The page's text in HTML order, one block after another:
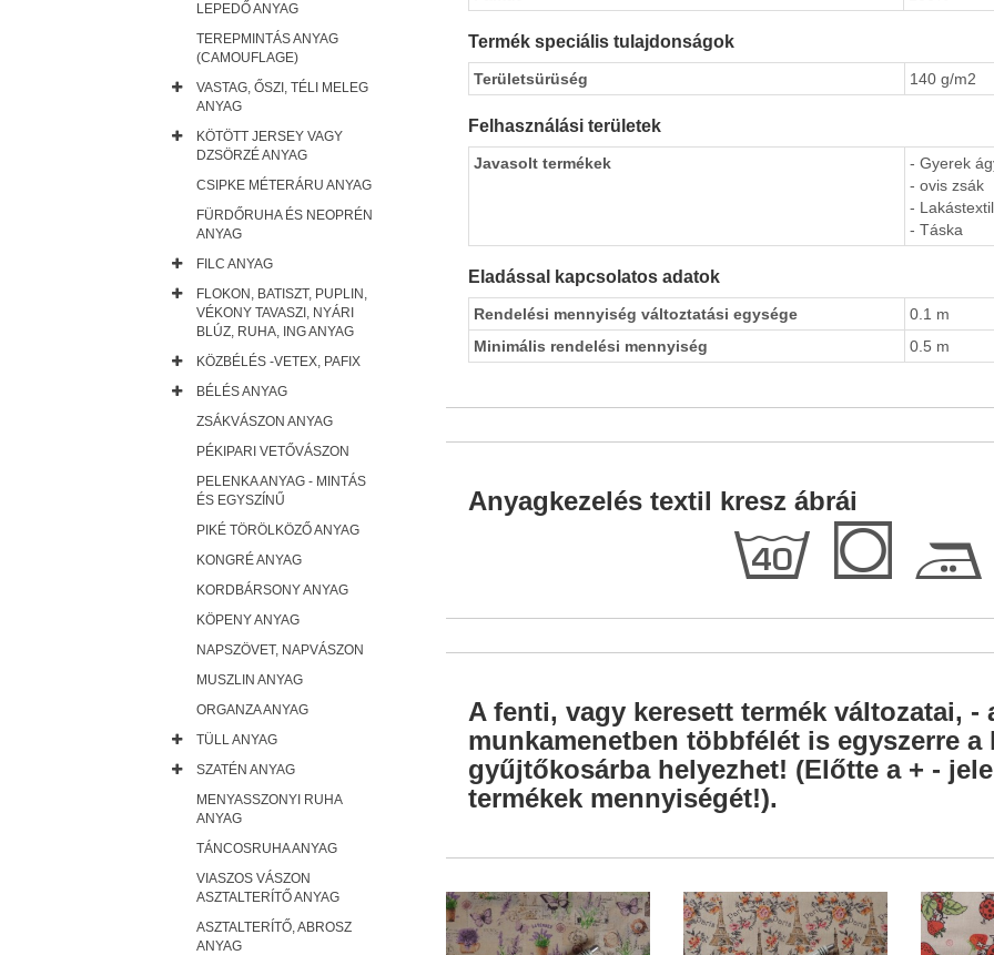
Termék speciális tulajdonságok
Területsürüség 140 g/m2
Felhasználási területek
Javasolt termékek
- Gyerek
- ovis zsák
- Lakástextil
- Táska
Eladással kapcsolatos adatok
Rendelési mennyiség változtatási egysége
0.1 m
Minimális rendelési mennyiség
0.5 m
Anyagkezelés textil kresz ábrái
h Q E
A fenti, vagy keresett termék változatai,
munkamenetben többfélét is egyszerre
gyűjtőkosárba helyezhet! (Előtte a + -
termékek mennyiségét!).
LEPEDŐ ANYAG
TEREPMINTÁS ANYAG
(CAMOUFLAGE)
VASTAG, ŐSZI, TÉLI MELEG
ANYAG
KÖTÖTT JERSEY VAGY
DZSÖRZÉ ANYAG
CSIPKE MÉTERÁRU ANYAG
FÜRDŐRUHA ÉS NEOPRÉN
ANYAG
FILC ANYAG
FLOKON, BATISZT, PUPLIN,
VÉKONY TAVASZI, NYÁRI
BLÚZ, RUHA, ING ANYAG
KÖZBÉLÉS -VETEX, PAFIX
BÉLÉS ANYAG
ZSÁKVÁSZON ANYAG
PÉKIPARI VETŐVÁSZON
PELENKA ANYAG - MINTÁS
ÉS EGYSZÍNŰ
PIKÉ TÖRÖLKÖZŐ ANYAG
KONGRÉ ANYAG
KORDBÁRSONY ANYAG
KÖPENY ANYAG
NAPSZÖVET, NAPVÁSZON
MUSZLIN ANYAG
ORGANZA ANYAG
TÜLL ANYAG
SZATÉN ANYAG
MENYASSZONYI RUHA
ANYAG
TÁNCOSRUHA ANYAG
VIASZOS VÁSZON
ASZTALTERÍTŐ ANYAG
ASZTALTERÍTŐ, ABROSZ
ANYAG